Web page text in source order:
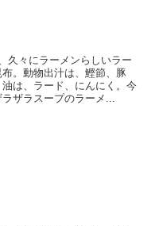
久々にラーメンらしいラー
。動物出汁は、鰹節、豚
は、ラード、にんにく。今
ザラスープのラーメ...